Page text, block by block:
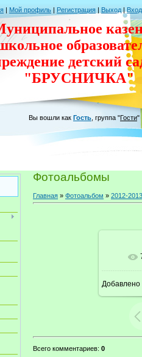
| Мой профиль | Регистрация | Выход | Вход
детский
"БРУСНИЧКА"
Вы вошли как Гость группа "Гости"
Фотоальбомы
Главная » Фотоальбом » 2012-
Добавлено
Всего комментариев: 0